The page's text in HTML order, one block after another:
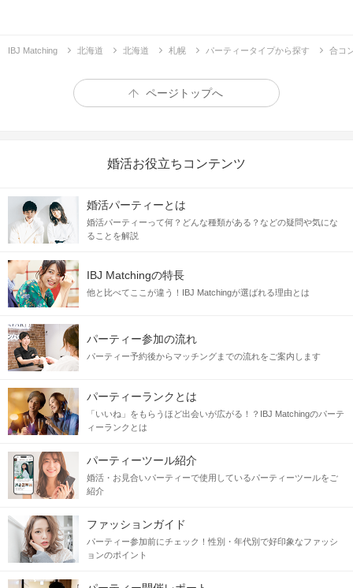
IBJ Matching 北海道 北海道 札幌 パーティータイプから探す 合コ
ページトップへ
婚活お役立ちコンテンツ
婚活パーティーとは
婚活パーティーって何？どんな種類がある？などの疑問や気にな
ることを解説
IBJ Matchingの特長
他と比べてここが違う！IBJ Matchingが選ばれる理由とは
パーティー参加の流れ
パーティー予約後からマッチングまでの流れをご案内します
パーティーランクとは
「いいね」をもらうほど出会いが広がる！？IBJ Matchingのパーテ
ィーランクとは
パーティーツール紹介
婚活・お見合いパーティーで使用しているパーティーツールをご
紹介
ファッションガイド
パーティー参加前にチェック！性別・年代別で好印象なファッシ
ョンのポイント